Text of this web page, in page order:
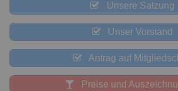
Unsere Satzung
Unser Vorstand
Antrag auf
Preise und